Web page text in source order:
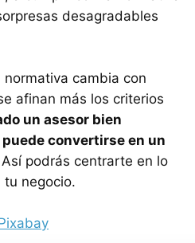
desagradables
cambia con
afinan más los criterios
un asesor bien
convertirse en un
Así podrás centrarte en lo
negocio.